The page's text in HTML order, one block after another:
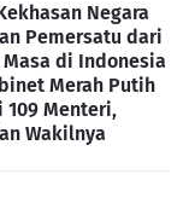
Negara
Pemersatu dari
di Indonesia
Merah Putih
Menteri,
Wakilnya